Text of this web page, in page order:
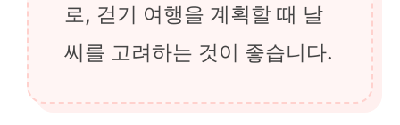
로, 걷기 여행을 계획할 때 날
씨를 고려하는 것이 좋습니다.